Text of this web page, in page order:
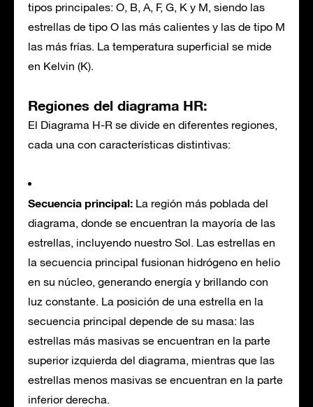
tipos principales: O, B, A, F, G, K y M, siendo las
estrellas de tipo O las más calientes y las de tipo M
las más frías. La temperatura superficial se mide
en Kelvin (K).
Regiones del diagrama HR:
El Diagrama H-R se divide en diferentes regiones,
cada una con características distintivas:
Secuencia principal: La región más poblada del
diagrama, donde se encuentran la mayoría de las
estrellas, incluyendo nuestro Sol. Las estrellas en
la secuencia principal fusionan hidrógeno en helio
en su núcleo, generando energía y brillando con
luz constante. La posición de una estrella en la
secuencia principal depende de su masa: las
estrellas más masivas se encuentran en la parte
superior izquierda del diagrama, mientras que las
estrellas menos masivas se encuentran en la parte
inferior derecha.